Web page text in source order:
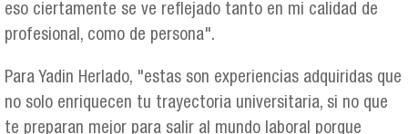
eso ciertamente se ve reflejado tanto en mi calidad de
profesional, como de persona".
Para Yadin Herlado, "estas son experiencias adquiridas que
no solo enriquecen tu trayectoria universitaria, si no que
te preparan mejor para salir al mundo laboral porque